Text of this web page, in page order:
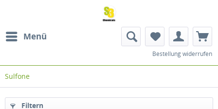
Menü
Bestellung widerrufen
Sulfone
Filtern